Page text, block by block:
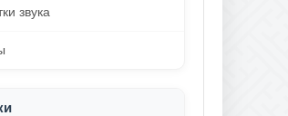
звука